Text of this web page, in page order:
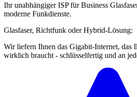
Ihr unabhängiger ISP für Business
moderne Funkdienste.
Glasfaser, Richtfunk oder Hybrid-Lösung:
Wir liefern Ihnen das Gigabit-Internet, das
wirklich braucht - schlüsselfertig und an